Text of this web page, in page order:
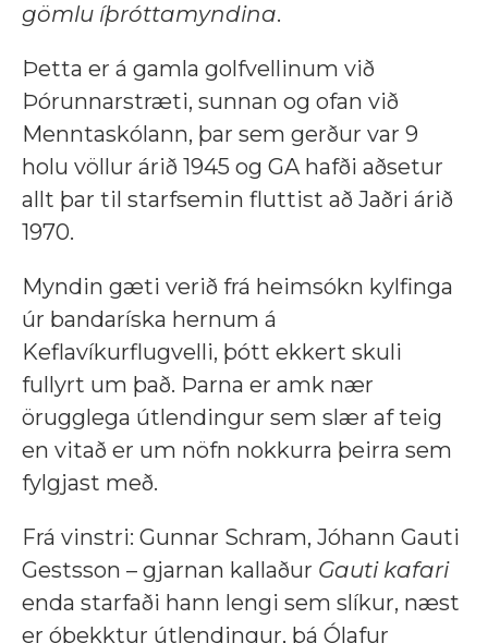
gömlu íþróttamyndina.
Þetta er á gamla golfvellinum við
Þórunnarstræti, sunnan og ofan við
Menntaskólann, þar sem gerður var 9
holu völlur árið 1945 og GA hafði aðsetur
allt þar til starfsemin fluttist að Jaðri árið
1970.
Myndin gæti verið frá heimsókn kylfinga
úr bandaríska hernum á
Keflavíkurflugvelli, þótt ekkert skuli
fullyrt um það. Þarna er amk nær
örugglega útlendingur sem slær af teig
en vitað er um nöfn nokkurra þeirra sem
fylgjast með.
Frá vinstri: Gunnar Schram, Jóhann Gauti
Gestsson – gjarnan kallaður Gauti kafari
enda starfaði hann lengi sem slíkur, næst
er óþekktur útlendingur, þá Ólafur